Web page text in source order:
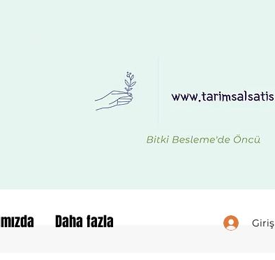
Daha fazla Giriş